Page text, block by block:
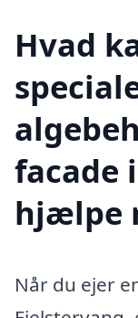
Hvad
facade
hjælpe
Når du ejer